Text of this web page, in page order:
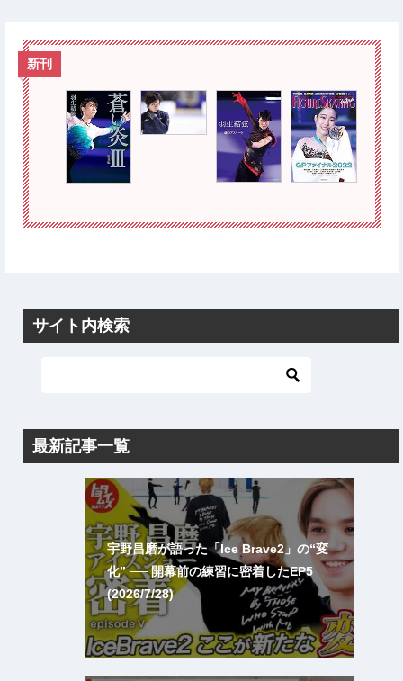
新刊
サイト内検索
最新記事一覧
宇野昌磨が語った「Ice Brave2」の“変
化” ── 開幕前の練習に密着したEP5
(2026/7/28)